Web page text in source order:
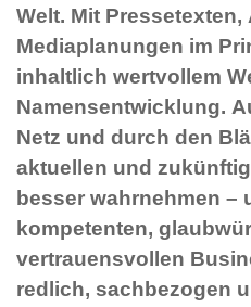
Welt. Mit Pressetexten,
Mediaplanungen im
inhaltlich wertvollem
Namensentwicklung.
Netz und durch den
aktuellen und
besser wahrnehmen –
kompetenten,
vertrauensvollen
redlich, sachbezogen